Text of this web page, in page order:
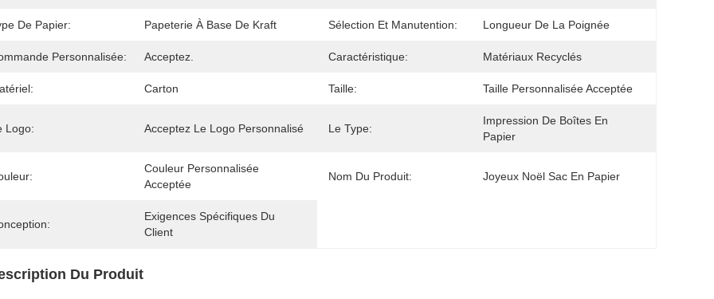
De Papier: Papeterie À Base De Kraft Sélection Et Manutention: Longueur De La Poignée
Personnalisée: Acceptez. Caractéristique: Matériaux Recyclés
Carton Taille: Taille Personnalisée Acceptée
Logo: Acceptez Le Logo Personnalisé Le Type:
Impression De Boîtes En
Papier
Couleur Personnalisée
Acceptée
Nom Du Produit: Joyeux Noël Sac En Papier
Exigences Spécifiques Du
Client
Du Produit